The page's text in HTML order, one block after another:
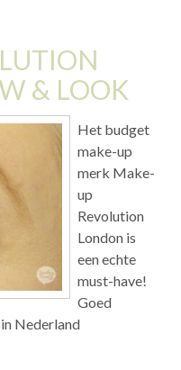
& LOOK
Het budget
make-up
merk Make-
up
Revolution
London is
een echte
must-have!
Goed
Nederland